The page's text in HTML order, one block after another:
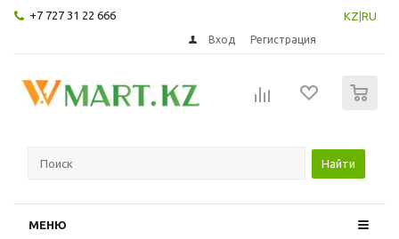
+7 727 31 22 666 KZ RU
Вход Регистрация
Найти
МЕНЮ